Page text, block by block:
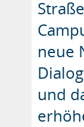
neue
und